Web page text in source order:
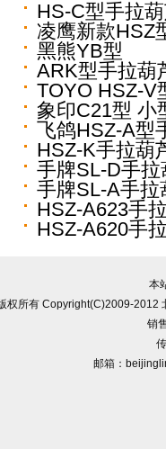
HS-C型手拉
凌鹰新款HSZ
黑熊YB型
ARK型手拉葫
TOYO HSZ-V
象印C21型 小
飞鸽HSZ-A型
HSZ-K手拉葫
手牌SL-D手拉
手牌SL-A手拉
HSZ-A623手
HSZ-A620手
本
权所有 Copyright(C)2009-2012
销
邮箱：